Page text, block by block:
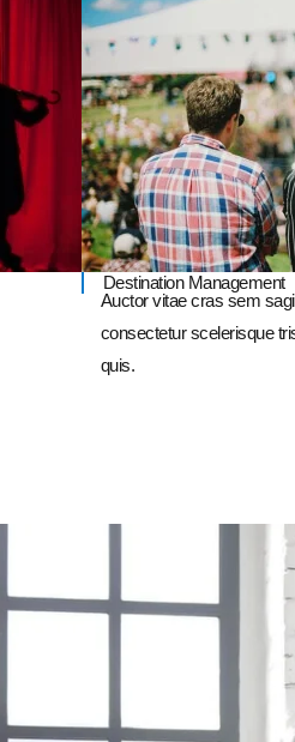
Destination Management
Auctor vitae cras sem
consectetur scelerisque
quis.